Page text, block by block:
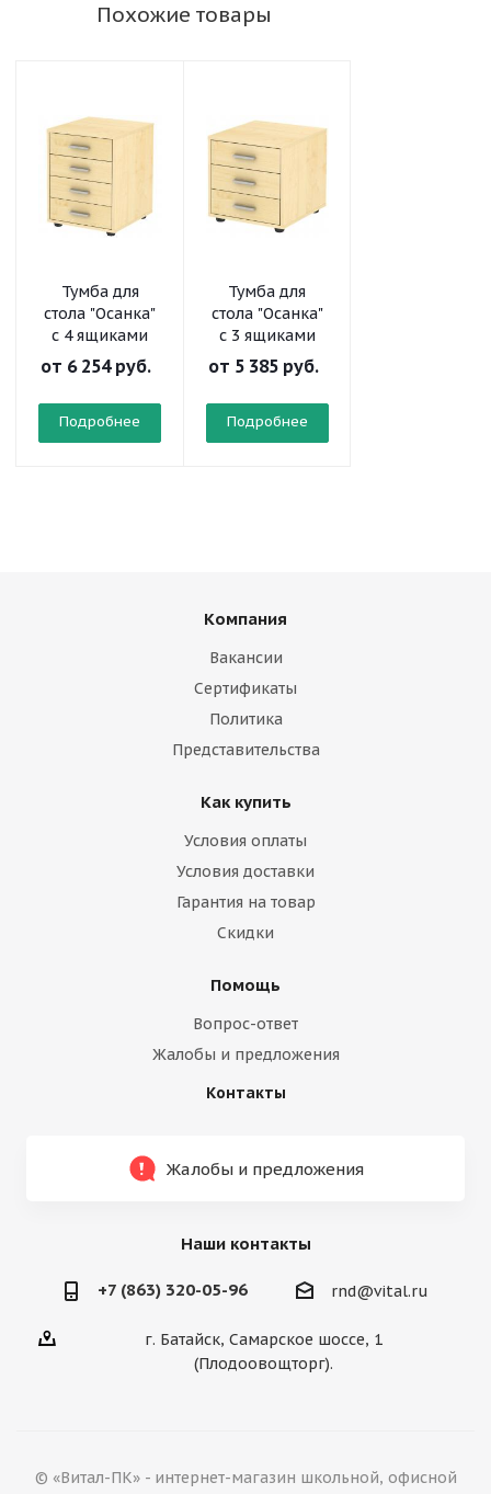
Похожие товары
Тумба для
стола "Осанка"
с 4 ящиками
от 6 254 руб.
Подробнее
Тумба для
стола "Осанка"
с 3 ящиками
от 5 385 руб.
Подробнее
Компания
Вакансии
Сертификаты
Политика
Представительства
Как купить
Условия оплаты
Условия доставки
Гарантия на товар
Скидки
Помощь
Вопрос-ответ
Жалобы и предложения
Контакты
Жалобы и предложения
Наши контакты
+7 (863) 320-05-96 rnd@vital.ru
г. Батайск, Самарское шоссе, 1
(Плодоовощторг).
© «Витал-ПК» - интернет-магазин школьной, офисной